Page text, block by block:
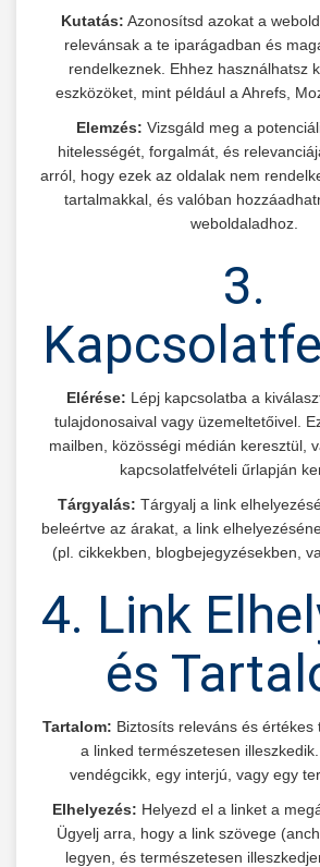
Kutatás: Azonosítsd azokat a
relevánsak a te iparágadban és
rendelkeznek. Ehhez használhatsz
eszközöket, mint például a Ahrefs,
Elemzés: Vizsgáld meg a
hitelességét, forgalmát, és
arról, hogy ezek az oldalak nem
tartalmakkal, és valóban
weboldaladhoz.
3.
Elérése: Lépj kapcsolatba a
tulajdonosaival vagy üzemeltetőivel.
mailben, közösségi médián keresztül,
kapcsolatfelvételi űrlapján
Tárgyalás: Tárgyalj a link
beleértve az árakat, a link
(pl. cikkekben, blogbejegyzésekben,
4. Link
és
Tartalom: Biztosíts releváns és értékes
a linked természetesen
vendégcikk, egy interjú, vagy egy
Elhelyezés: Helyezd el a linket a
Ügyelj arra, hogy a link szövege
legyen, és természetesen